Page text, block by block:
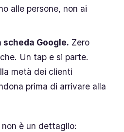
alle persone, non ai
Google. Zero
Un tap e si parte.
metà dei clienti
prima di arrivare alla
non è un dettaglio: